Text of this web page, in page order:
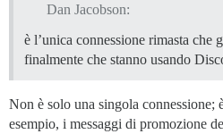
Dan Jacobson:
è l’unica connessione rimasta che
finalmente che stanno usando
Non è solo una singola connessione;
esempio, i messaggi di promozione